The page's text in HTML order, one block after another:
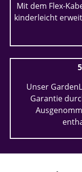
Mit dem Flex-
kinderleicht
Unser
Garantie